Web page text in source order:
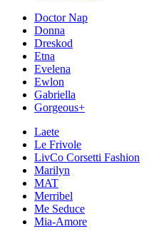
Doctor Nap
Donna
Dreskod
Etna
Evelena
Ewlon
Gabriella
Gorgeous+
Laete
Le Frivole
LivCo Corsetti Fashion
Marilyn
MAT
Merribel
Me Seduce
Mia-Amore